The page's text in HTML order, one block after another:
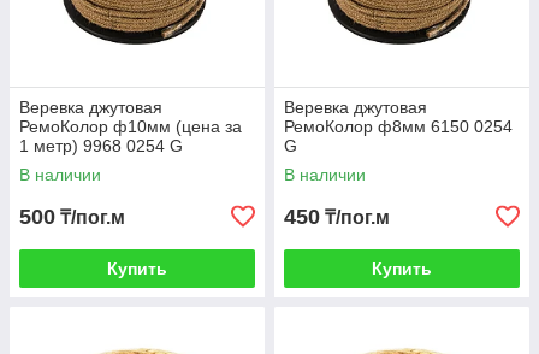
Веревка джутовая
РемоКолор ф10мм (цена за
1 метр) 9968 0254 G
В наличии
500 ₸/пог.м
Купить
Веревка джутовая
РемоКолор ф8мм 6150 0254
G
В наличии
450 ₸/пог.м
Купить